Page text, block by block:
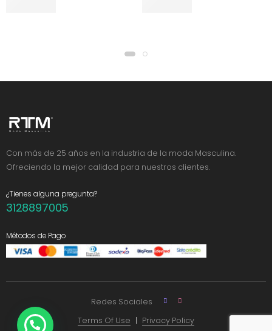
Con más de 25 años en la industria de la moda Masculina.
Ofreciendo la mejor calidad para nuestros clientes.
¿Tienes alguna pregunta?
3128897005
Métodos de Pago
Terms Of Use Privacy Policy
Redes Sociales